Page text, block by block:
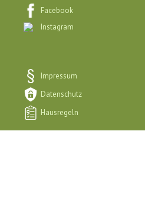
Facebook
Instagram
Impressum
Datenschutz
Hausregeln